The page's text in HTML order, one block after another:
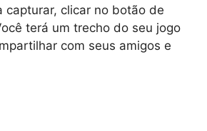
capturar, clicar no botão de
terá um trecho do seu jogo
com seus amigos e